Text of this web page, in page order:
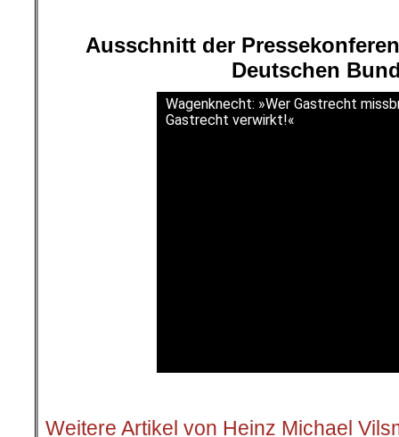
Ausschnitt der
Deutschen
Wagenknecht: »Wer Gastrecht
Gastrecht verwirkt!«
Weitere Artikel von Heinz Michael